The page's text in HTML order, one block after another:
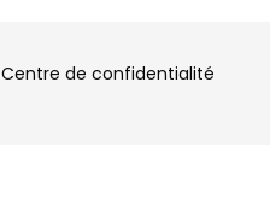
Centre de confidentialité